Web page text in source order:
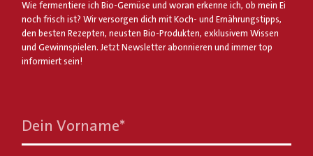
Wie fermentiere ich Bio-Gemüse und woran erkenne ich, ob mein Ei
noch frisch ist? Wir versorgen dich mit Koch- und Ernährungstipps,
den besten Rezepten, neusten Bio-Produkten, exklusivem Wissen
und Gewinnspielen. Jetzt Newsletter abonnieren und immer top
informiert sein!
Dein Vorname*